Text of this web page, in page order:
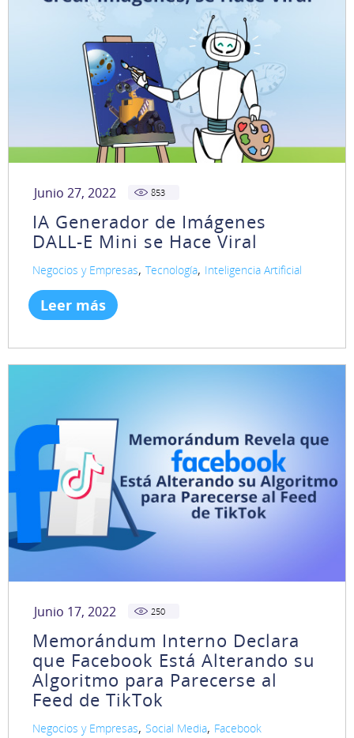
Junio 27, 2022 853
IA Generador de Imágenes
DALL-E Mini se Hace Viral
Negocios y Empresas, Tecnología, Inteligencia Artificial
Leer más
Junio 17, 2022 250
Memorándum Interno Declara
que Facebook Está Alterando su
Algoritmo para Parecerse al
Feed de TikTok
Negocios y Empresas, Social Media, Facebook